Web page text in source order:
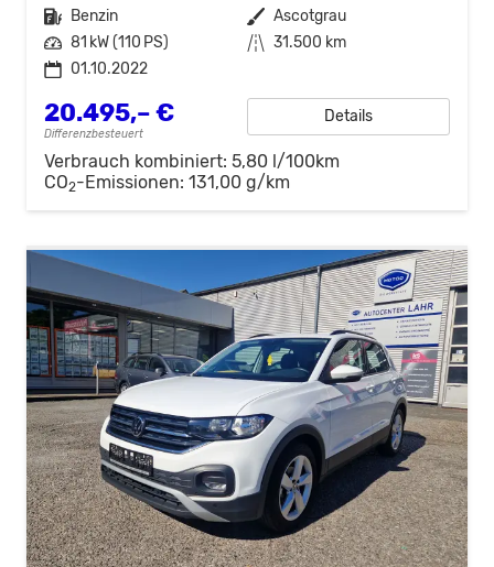
Kraftstoff Benzin Außenfarbe Ascotgrau
Leistung 81 kW (110 PS) Kilometerstand 31.500 km
01.10.2022
20.495,– €
Differenzbesteuert
Details
Verbrauch kombiniert: 5,80 l/100km
CO2-Emissionen: 131,00 g/km